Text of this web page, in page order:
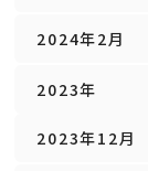
2024年2月
2023年
2023年12月